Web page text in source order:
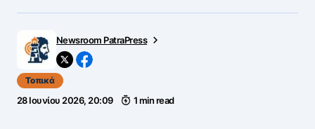
Newsroom PatraPress
Τοπικά
28 Ιουνίου 2026, 20:09 1 min read